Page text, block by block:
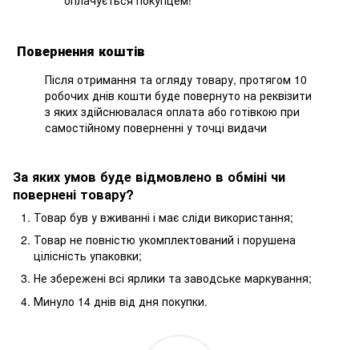
Повернення коштів
Після отримання та огляду товару, протягом 10
робочих днів кошти буде повернуто на реквізити
з яких здійснювалася оплата або готівкою при
самостійному поверненні у точці видачи
За яких умов буде відмовлено в обміні чи
повернені товару?
Товар був у вживанні і має сліди використання;
Товар не повністю укомплектований і порушена
цілісність упаковки;
Не збережені всі ярлики та заводське маркування;
Минуло 14 днів від дня покупки.